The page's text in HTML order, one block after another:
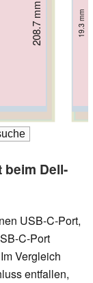
229 mm 21 mm
227 mm 17.9 mm
225.8 mm 16.1 mm
216 mm 20.7 mm
208.7 mm 19.3 mm
Dell-
USB-C-Port,
C-Port
Vergleich
entfallen,